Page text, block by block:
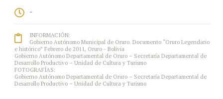
-
INFORMACIÓN:
Gobierno Autónomo Municipal de Oruro. Documento “Oruro Legendario
e histórico” Febrero de 2011, Oruro - Bolivia
Gobierno Autónomo Departamental de Oruro – Secretaría Departamental de
Desarrollo Productivo – Unidad de Cultura y Turismo
FOTOGRAFÍAS:
Gobierno Autónomo Departamental de Oruro – Secretaría Departamental de
Desarrollo Productivo – Unidad de Cultura y Turismo